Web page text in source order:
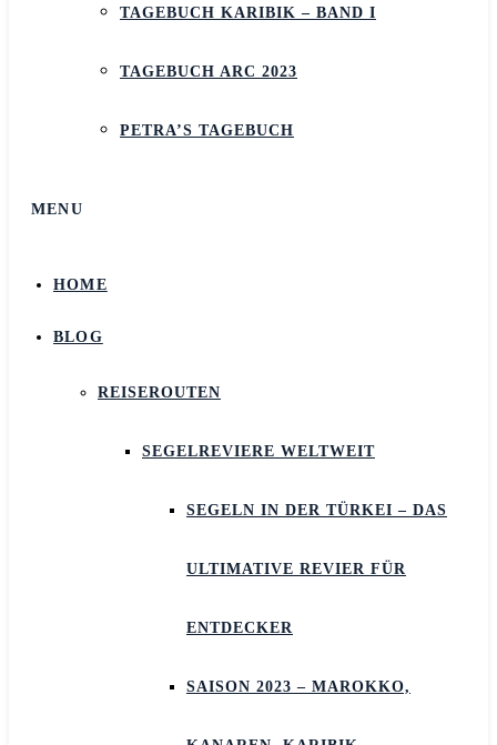
TAGEBUCH KARIBIK – BAND I
TAGEBUCH ARC 2023
PETRA’S TAGEBUCH
MENU
HOME
BLOG
REISEROUTEN
SEGELREVIERE WELTWEIT
SEGELN IN DER TÜRKEI – DAS
ULTIMATIVE REVIER FÜR
ENTDECKER
SAISON 2023 – MAROKKO,